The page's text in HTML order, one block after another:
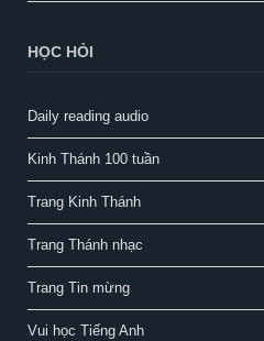
HỌC HỎI
Daily reading audio
Kinh Thánh 100 tuần
Trang Kinh Thánh
Trang Thánh nhạc
Trang Tin mừng
Vui học Tiếng Anh